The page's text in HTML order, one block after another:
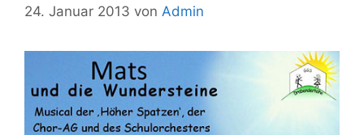
24. Januar 2013 von Admin